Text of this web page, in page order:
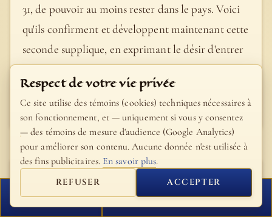
31, de pouvoir au moins rester dans le pays. Voici
qu'ils confirment et développent maintenant cette
seconde supplique, en exprimant le désir d'entrer
dans les pourceaux. Il est bien évident qu'ils ne
s'attendaient pas au résultat qui va suivre.
- Bible Fillion
Saint Cyrille
d'Alexandrie
FERMER PROCHAIN VERSET
Respect de votre vie privée
Ce site utilise des témoins (cookies) techniques nécessaires à
son fonctionnement, et — uniquement si vous y consentez
— des témoins de mesure d'audience (Google Analytics)
pour améliorer son contenu. Aucune donnée n'est utilisée à
des fins publicitaires. En savoir plus.
REFUSER ACCEPTER